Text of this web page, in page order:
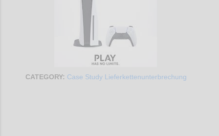
CATEGORY: Case Study Lieferkettenunterbrechung